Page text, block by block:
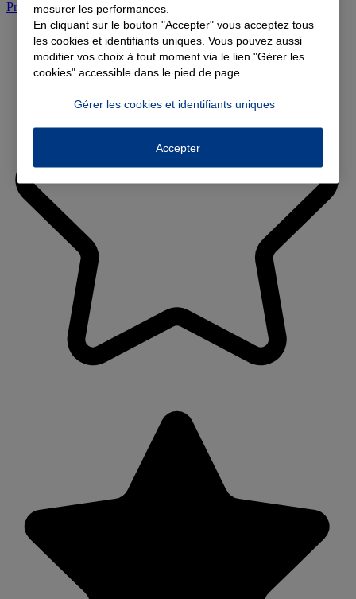
Prendre rendez-vous à l'agence
mesurer les performances.
En cliquant sur le bouton "Accepter" vous acceptez tous
les cookies et identifiants uniques. Vous pouvez aussi
modifier vos choix à tout moment via le lien "Gérer les
cookies" accessible dans le pied de page.
Gérer les cookies et identifiants uniques
Accepter